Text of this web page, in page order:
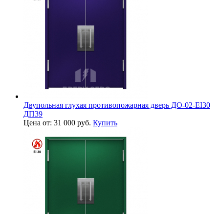
Двупольная глухая противопожарная дверь ДО-02-EI30
ДП39
Цена от: 31 000 руб. Купить